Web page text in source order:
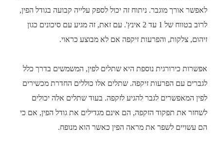
לאפשר אורך מוגבר. ניתוח זה יכול לספק עלייה קבועה בגודל הפין,
לרוב בטווח של 1 עד 2 אינץ'. עם זאת, זה מגיע עם סיכונים כגון
זיהום, צלקות, והפרעות זיקפה אם לא מבוצע כראוי.
אפשרות כירורגית נוספת היא שתלים לפין, המשמשים בדרך כלל
לגברים עם הפרעות זיקפה. שתלים אלו כוללים החדרת מכשירים
לפין המאפשרים לגבר להגיע לזקפה. בעוד שתלים אלה יכולים
לשחזר את תפקוד הזקפה, הם אינם מגדילים את גודל הפין, אם כי
הם עשויים לשפר את מראה הפין כאשר הוא מנופח.